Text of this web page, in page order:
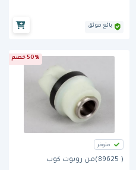
بائع موثق
50% خصم
متوفر
( 89625)من روبوت كوب